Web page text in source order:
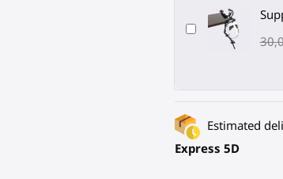
Estimated
Express 5D